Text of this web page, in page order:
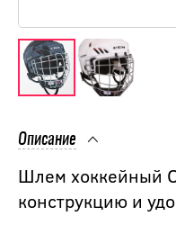
Описание
Шлем хоккейный
конструкцию и